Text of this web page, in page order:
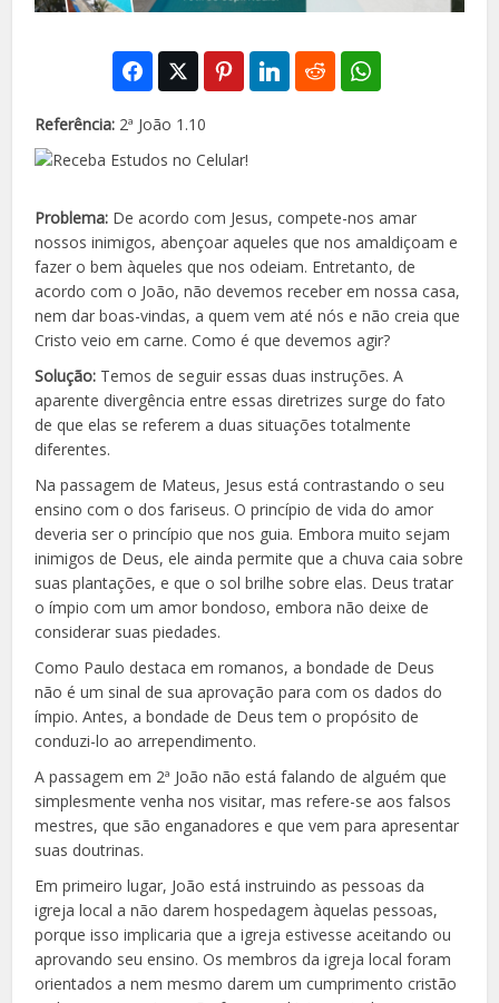
Referência: 2ª João 1.10
Problema: De acordo com Jesus, compete-nos amar
nossos inimigos, abençoar aqueles que nos amaldiçoam e
fazer o bem àqueles que nos odeiam. Entretanto, de
acordo com o João, não devemos receber em nossa casa,
nem dar boas-vindas, a quem vem até nós e não creia que
Cristo veio em carne. Como é que devemos agir?
Solução: Temos de seguir essas duas instruções. A
aparente divergência entre essas diretrizes surge do fato
de que elas se referem a duas situações totalmente
diferentes.
Na passagem de Mateus, Jesus está contrastando o seu
ensino com o dos fariseus. O princípio de vida do amor
deveria ser o princípio que nos guia. Embora muito sejam
inimigos de Deus, ele ainda permite que a chuva caia sobre
suas plantações, e que o sol brilhe sobre elas. Deus tratar
o ímpio com um amor bondoso, embora não deixe de
considerar suas piedades.
Como Paulo destaca em romanos, a bondade de Deus
não é um sinal de sua aprovação para com os dados do
ímpio. Antes, a bondade de Deus tem o propósito de
conduzi-lo ao arrependimento.
A passagem em 2ª João não está falando de alguém que
simplesmente venha nos visitar, mas refere-se aos falsos
mestres, que são enganadores e que vem para apresentar
suas doutrinas.
Em primeiro lugar, João está instruindo as pessoas da
igreja local a não darem hospedagem àquelas pessoas,
porque isso implicaria que a igreja estivesse aceitando ou
aprovando seu ensino. Os membros da igreja local foram
orientados a nem mesmo darem um cumprimento cristão